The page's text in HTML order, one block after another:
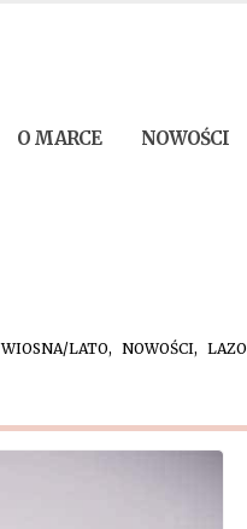
O MARCE NOWOŚCI
WIOSNA/LATO, NOWOŚCI, LAZO